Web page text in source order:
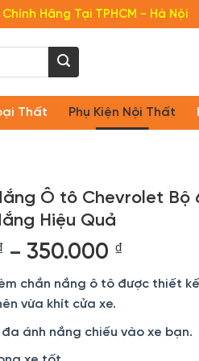
Hãng Tại TPHCM - Hà Nội
Thất Phụ Kiện Nội Thất
Ô tô Chevrolet Bộ
Hiệu Quả
– 350.000 ₫
từ
đến
chắn nắng ô tô được thiết
vừa khít cửa xe.
ánh nắng chiếu vào xe bạn.